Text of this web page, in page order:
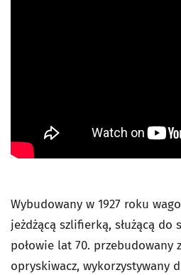
Wybudowany w 1927 roku
jeżdżącą szlifierką, służącą do
połowie lat 70. przebudowany
opryskiwacz, wykorzystywany